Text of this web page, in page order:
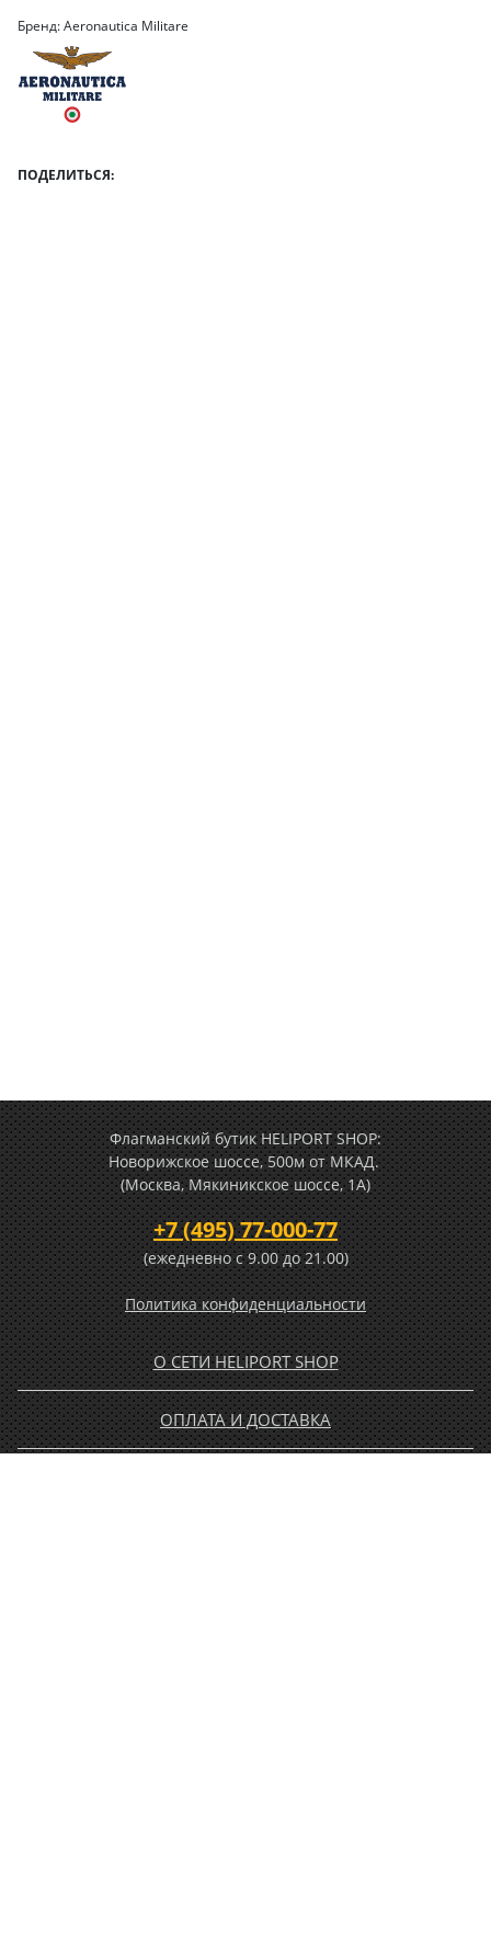
Бренд: Aeronautica Militare
ПОДЕЛИТЬСЯ:
Флагманский бутик HELIPORT SHOP:
Новорижское шоссе, 500м от МКАД.
(Москва, Мякиникское шоссе, 1А)
+7 (495) 77-000-77
(ежедневно c 9.00 до 21.00)
Политика конфиденциальности
О СЕТИ HELIPORT SHOP
ОПЛАТА И ДОСТАВКА